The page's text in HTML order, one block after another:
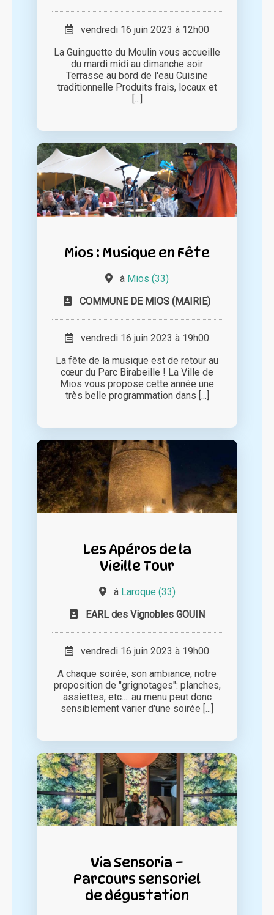
vendredi 16 juin 2023 à 12h00
La Guinguette du Moulin vous accueille
du mardi midi au dimanche soir
Terrasse au bord de l'eau Cuisine
traditionnelle Produits frais, locaux et
[...]
Mios : Musique en Fête
à Mios (33)
COMMUNE DE MIOS (MAIRIE)
vendredi 16 juin 2023 à 19h00
La fête de la musique est de retour au
cœur du Parc Birabeille ! La Ville de
Mios vous propose cette année une
très belle programmation dans [...]
Les Apéros de la
Vieille Tour
à Laroque (33)
EARL des Vignobles GOUIN
vendredi 16 juin 2023 à 19h00
A chaque soirée, son ambiance, notre
proposition de "grignotages": planches,
assiettes, etc.... au menu peut donc
sensiblement varier d'une soirée [...]
Via Sensoria –
Parcours sensoriel
de dégustation